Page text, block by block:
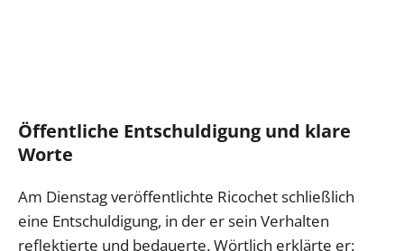
Öffentliche Entschuldigung und klare
Worte
Am Dienstag veröffentlichte Ricochet schließlich
eine Entschuldigung, in der er sein Verhalten
reflektierte und bedauerte. Wörtlich erklärte er: